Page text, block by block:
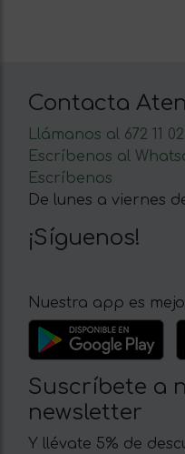
Contacta
Llámanos al 672 11 02
Escríbenos al
Escríbenos
De lunes a viernes
¡Síguenos!
Nuestra app es
Suscríbete a
newsletter
Y llévate 5% de